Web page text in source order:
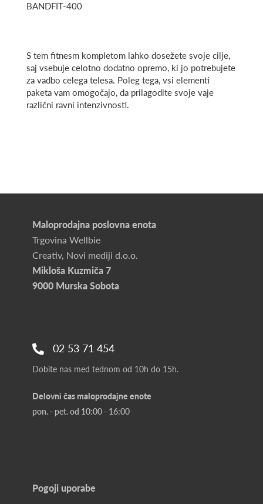
BANDFIT-400
S tem fitnesm kompletom lahko dosežete svoje cilje,
saj vsebuje celotno dodatno opremo, ki jo potrebujete
za vadbo celega telesa. Poleg tega, vsi elementi
paketa vam omogočajo, da prilagodite svoje vaje
različni ravni intenzivnosti.
Maloprodajna poslovna enota
Trgovina Wellbie
Creativ, Novi mediji d.o.o.
Mikloša Kuzmiča 7
9000 Murska Sobota
02 53 71 454
Dobite nas med tednom od 10h do 15h.
Delovni čas maloprodajne enote
pon. - pet. od 10:00 - 16:00
Pogoji uporabe